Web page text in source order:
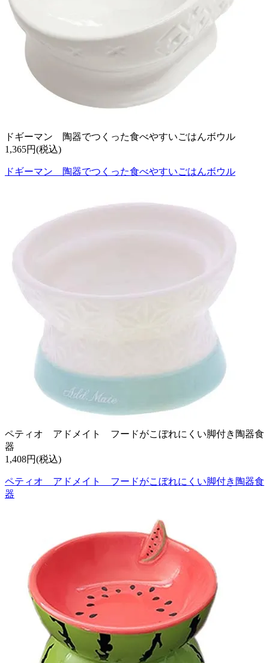
ドギーマン 陶器でつくった食べやすいごはんボウル
1,365円(税込)
ドギーマン 陶器でつくった食べやすいごはんボウル
ペティオ アドメイト フードがこぼれにくい脚付き陶器食
器
1,408円(税込)
ペティオ アドメイト フードがこぼれにくい脚付き陶器食
器